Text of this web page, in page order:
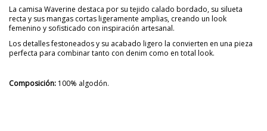
La camisa Waverine destaca por su tejido calado bordado, su silueta
recta y sus mangas cortas ligeramente amplias, creando un look
femenino y sofisticado con inspiración artesanal.
Los detalles festoneados y su acabado ligero la convierten en una pieza
perfecta para combinar tanto con denim como en total look.
Composición: 100% algodón.